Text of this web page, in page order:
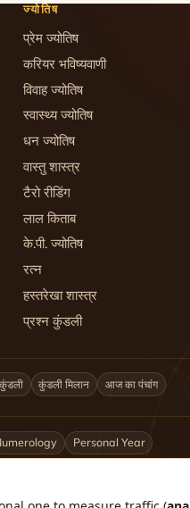
ज्योतिष
प्रेम ज्योतिष
करियर भविष्यवाणी
विवाह ज्योतिष
स्वास्थ्य ज्योतिष
धन ज्योतिष
वास्तु शास्त्र
टैरो रीडिंग
लाल किताब
के.पी. ज्योतिष
रत्न
हस्तरेखा शास्त्र
प्रश्न कुंडली
कुंडली मिलान आज का पंचांग
Personal Year